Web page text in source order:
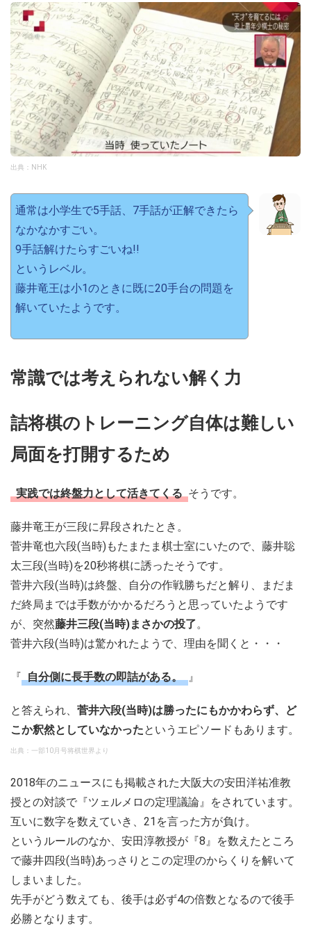
出典：NHK
通常は小学生で5手話、7手話が正解できたら
なかなかすごい。
9手話解けたらすごいね!!
というレベル。
藤井竜王は小1のときに既に20手台の問題を
解いていたようです。
常識では考えられない解く力
詰将棋のトレーニング自体は難しい
局面を打開するため
実践では終盤力として活きてくる そうです。
藤井竜王が三段に昇段されたとき。
菅井竜也六段(当時)もたまたま棋士室にいたので、藤井聡
太三段(当時)を20秒将棋に誘ったそうです。
菅井六段(当時)は終盤、自分の作戦勝ちだと解り、まだま
だ終局までは手数がかかるだろうと思っていたようです
が、突然藤井三段(当時)まさかの投了。
菅井六段(当時)は驚かれたようで、理由を聞くと・・・
『 自分側に長手数の即詰がある。 』
と答えられ、 菅井六段(当時)は勝ったにもかかわらず、ど
こか釈然としていなかったというエピソードもあります。
出典：一部10月号将棋世界より
2018年のニュースにも掲載された大阪大の安田洋祐准教
授との対談で『ツェルメロの定理議論』をされています。
互いに数字を数えていき、21を言った方が負け。
というルールのなか、安田淳教授が『8』を数えたところ
で藤井四段(当時)あっさりとこの定理のからくりを解いて
しまいました。
先手がどう数えても、後手は必ず4の倍数となるので後手
必勝となります。